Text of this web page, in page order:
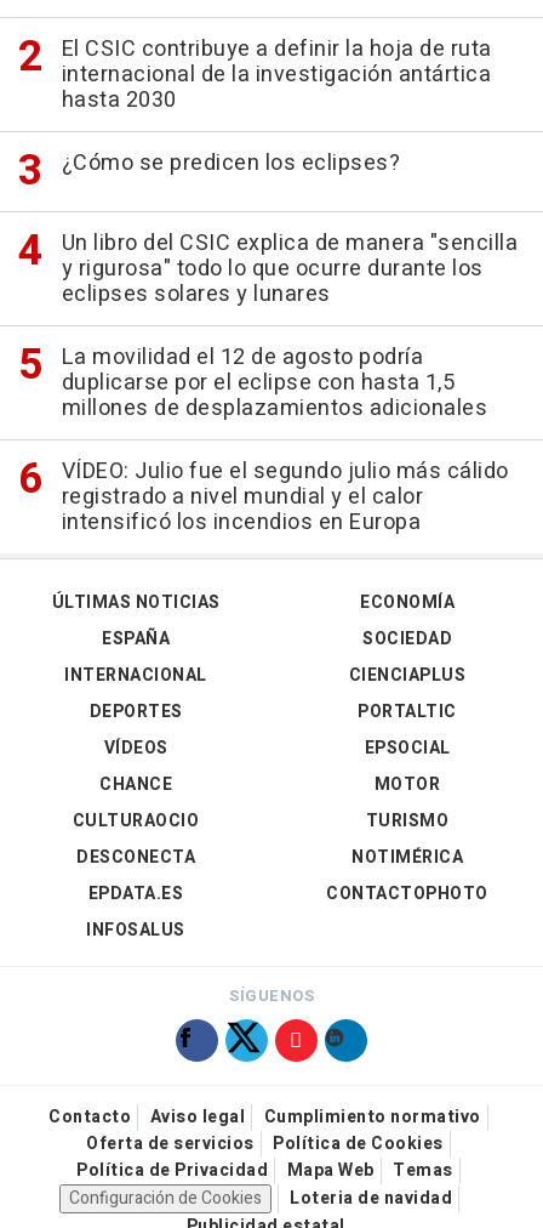
El CSIC contribuye a definir la hoja de ruta
internacional de la investigación antártica
hasta 2030
¿Cómo se predicen los eclipses?
Un libro del CSIC explica de manera "sencilla
y rigurosa" todo lo que ocurre durante los
eclipses solares y lunares
La movilidad el 12 de agosto podría
duplicarse por el eclipse con hasta 1,5
millones de desplazamientos adicionales
VÍDEO: Julio fue el segundo julio más cálido
registrado a nivel mundial y el calor
intensificó los incendios en Europa
ÚLTIMAS NOTICIAS
ESPAÑA
INTERNACIONAL
DEPORTES
VÍDEOS
ECONOMÍA
SOCIEDAD
CIENCIAPLUS
PORTALTIC
EPSOCIAL
CHANCE
CULTURAOCIO
DESCONECTA
EPDATA.ES
INFOSALUS
MOTOR
TURISMO
NOTIMÉRICA
CONTACTOPHOTO
SÍGUENOS
Contacto Aviso legal
Cumplimiento normativo
Oferta de servicios
Política de Cookies
Política de Privacidad
Mapa Web
Temas
Configuración de Cookies
Loteria de navidad